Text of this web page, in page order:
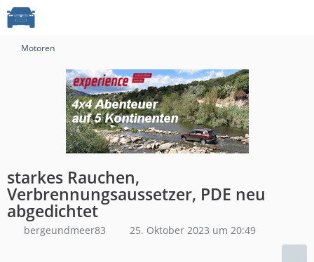
Motoren
starkes Rauchen,
Verbrennungsaussetzer, PDE neu
abgedichtet
bergeundmeer83 25. Oktober 2023 um 20:49